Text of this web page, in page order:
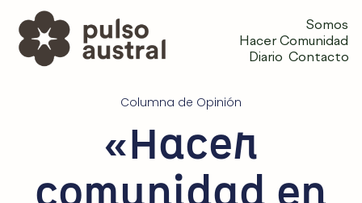
Somos
Hacer Comunidad
Diario Contacto
Columna de Opinión
«Hacer